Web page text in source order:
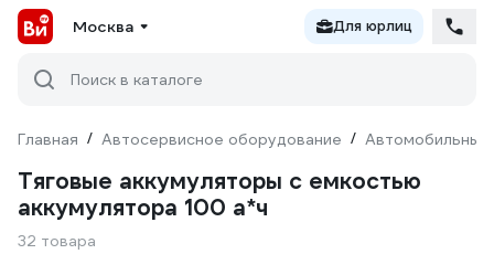
Москва Для юрлиц
Поиск в каталоге
Главная / Автосервисное оборудование / Автомобильные
Тяговые аккумуляторы с емкостью
аккумулятора 100 а*ч
32 товара